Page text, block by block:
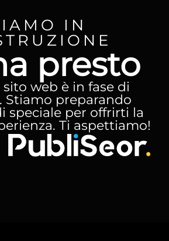
IN
presto
web è in fase di
Stiamo preparando
speciale per offrirti la
Ti aspettiamo!